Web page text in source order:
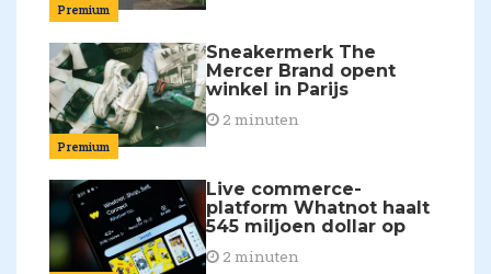
Premium
Premium
Sneakermerk The
Mercer Brand opent
winkel in Parijs
2 minuten
Live commerce-
platform Whatnot haalt
545 miljoen dollar op
2 minuten